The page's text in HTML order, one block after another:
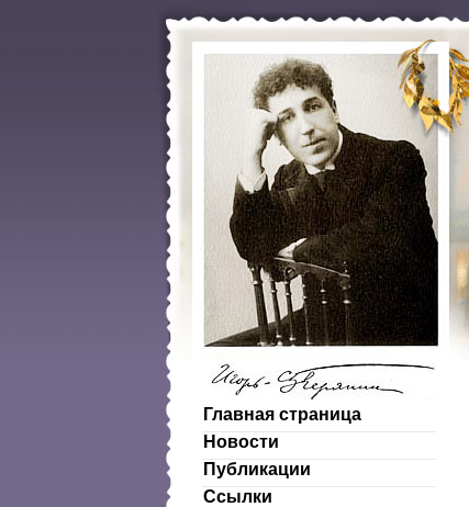
Главная страница
Новости
Публикации
Ссылки